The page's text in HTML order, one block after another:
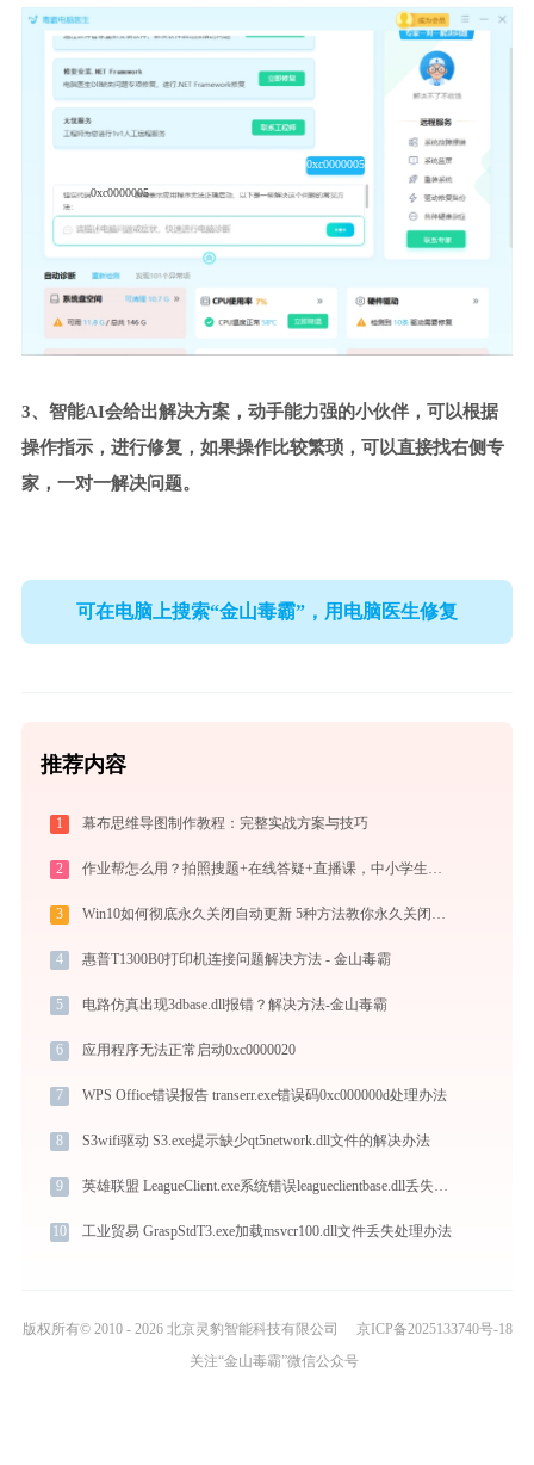
0xc0000005
0xc0000005
3、智能AI会给出解决方案，动手能力强的小伙伴，可以根据
操作指示，进行修复，如果操作比较繁琐，可以直接找右侧专
家，一对一解决问题。
可在电脑上搜索“金山毒霸”，用电脑医生修复
推荐内容
1 幕布思维导图制作教程：完整实战方案与技巧
2 作业帮怎么用？拍照搜题+在线答疑+直播课，中小学生辅导全攻略
3 Win10如何彻底永久关闭自动更新 5种方法教你永久关闭win10自动更新
4 惠普T1300B0打印机连接问题解决方法 - 金山毒霸
5 电路仿真出现3dbase.dll报错？解决方法-金山毒霸
6 应用程序无法正常启动0xc0000020
7 WPS Office错误报告 transerr.exe错误码0xc000000d处理办法
8 S3wifi驱动 S3.exe提示缺少qt5network.dll文件的解决办法
9 英雄联盟 LeagueClient.exe系统错误leagueclientbase.dll丢失如何解决
10 工业贸易 GraspStdT3.exe加载msvcr100.dll文件丢失处理办法
版权所有© 2010 - 2026 北京灵豹智能科技有限公司
京ICP备2025133740号-18
关注“金山毒霸”微信公众号